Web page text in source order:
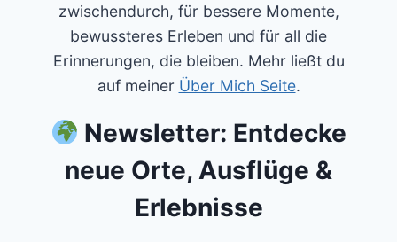
zwischendurch, für bessere Momente,
bewussteres Erleben und für all die
Erinnerungen, die bleiben. Mehr ließt du
auf meiner Über Mich Seite.
Newsletter: Entdecke
neue Orte, Ausflüge &
Erlebnisse